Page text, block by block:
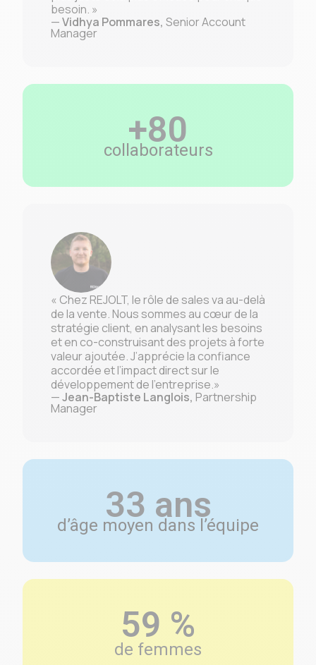
besoin. »
—Vidhya Pommares, Senior Account
Manager
+80
collaborateurs
« Chez REJOLT, le rôle de sales va au-delà
de la vente. Nous sommes au cœur de la
stratégie client, en analysant les besoins
et en co-construisant des projets à forte
valeur ajoutée. J’apprécie la confiance
accordée et l’impact direct sur le
développement de l’entreprise.»
—Jean-Baptiste Langlois, Partnership
Manager
33 ans
d’âge moyen dans l’équipe
59 %
de femmes